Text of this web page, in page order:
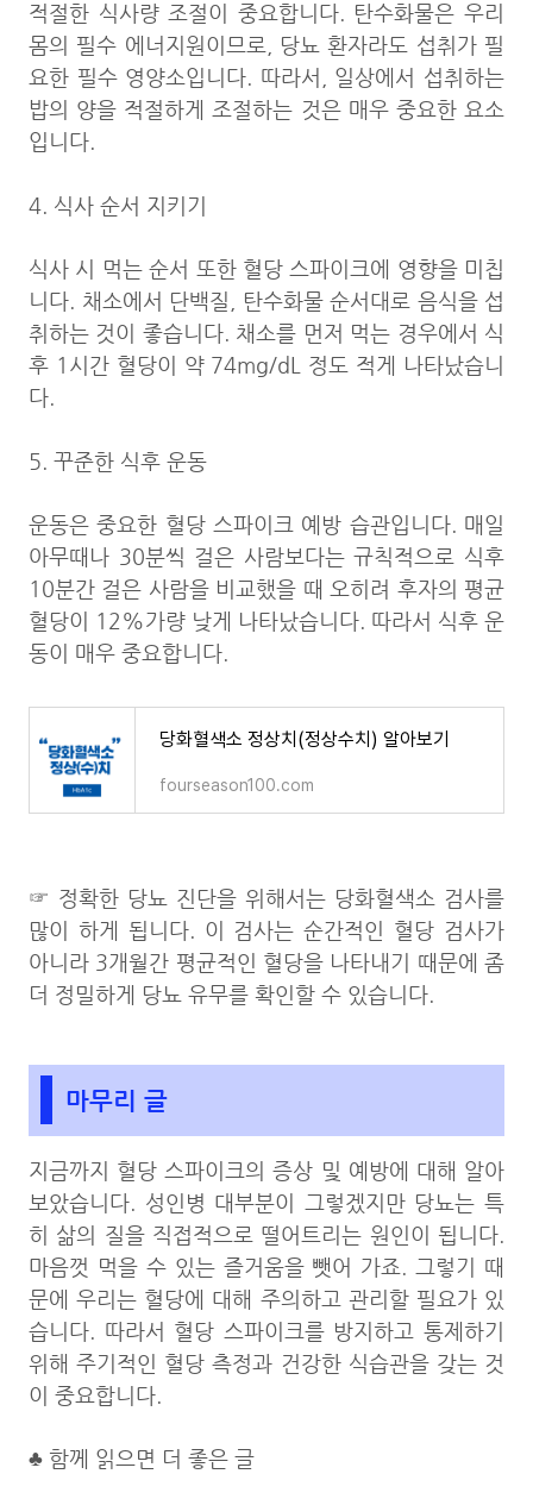
적절한 식사량 조절이 중요합니다. 탄수화물은 우리
몸의 필수 에너지원이므로, 당뇨 환자라도 섭취가 필
요한 필수 영양소입니다. 따라서, 일상에서 섭취하는
밥의 양을 적절하게 조절하는 것은 매우 중요한 요소
입니다.
4. 식사 순서 지키기
식사 시 먹는 순서 또한 혈당 스파이크에 영향을 미칩
니다. 채소에서 단백질, 탄수화물 순서대로 음식을 섭
취하는 것이 좋습니다. 채소를 먼저 먹는 경우에서 식
후 1시간 혈당이 약 74mg/dL 정도 적게 나타났습니
다.
5. 꾸준한 식후 운동
운동은 중요한 혈당 스파이크 예방 습관입니다. 매일
아무때나 30분씩 걸은 사람보다는 규칙적으로 식후
10분간 걸은 사람을 비교했을 때 오히려 후자의 평균
혈당이 12%가량 낮게 나타났습니다. 따라서 식후 운
동이 매우 중요합니다.
당화혈색소 정상치(정상수치) 알아보기
fourseason100.com
☞ 정확한 당뇨 진단을 위해서는 당화혈색소 검사를
많이 하게 됩니다. 이 검사는 순간적인 혈당 검사가
아니라 3개월간 평균적인 혈당을 나타내기 때문에 좀
더 정밀하게 당뇨 유무를 확인할 수 있습니다.
마무리 글
지금까지 혈당 스파이크의 증상 및 예방에 대해 알아
보았습니다. 성인병 대부분이 그렇겠지만 당뇨는 특
히 삶의 질을 직접적으로 떨어트리는 원인이 됩니다.
마음껏 먹을 수 있는 즐거움을 뺏어 가죠. 그렇기 때
문에 우리는 혈당에 대해 주의하고 관리할 필요가 있
습니다. 따라서 혈당 스파이크를 방지하고 통제하기
위해 주기적인 혈당 측정과 건강한 식습관을 갖는 것
이 중요합니다.
♣ 함께 읽으면 더 좋은 글